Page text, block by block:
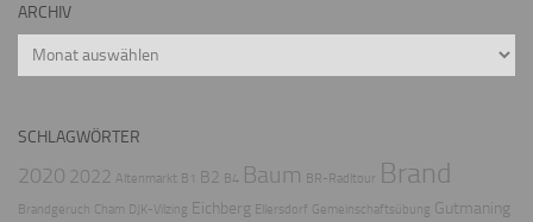
ARCHIV
Archiv
SCHLAGWÖRTER
2020 2022 Altenmarkt B1 B2 B4 Baum BR-Radltour Brand
Brandgeruch Cham DJK-Vilzing Eichberg Ellersdorf Gemeinschaftsübung Gutmaning